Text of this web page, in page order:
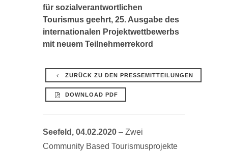
für sozialverantwortlichen
Tourismus geehrt, 25. Ausgabe des
internationalen Projektwettbewerbs
mit neuem Teilnehmerrekord
ZURÜCK ZU DEN PRESSEMITTEILUNGEN
DOWNLOAD PDF
Seefeld, 04.02.2020 – Zwei
Community Based Tourismusprojekte